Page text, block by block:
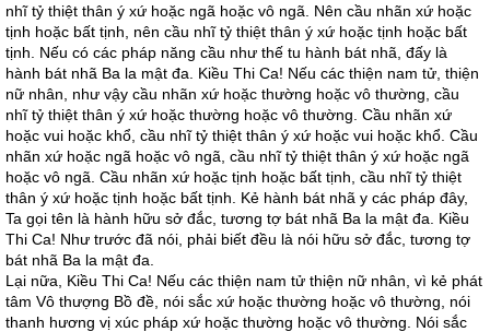
nhĩ tỷ thiệt thân ý xứ hoặc ngã hoặc vô ngã. Nên cầu nhãn xứ hoặc
tịnh hoặc bất tịnh, nên cầu nhĩ tỷ thiệt thân ý xứ hoặc tịnh hoặc bất
tịnh. Nếu có các pháp năng cầu như thế tu hành bát nhã, đấy là
hành bát nhã Ba la mật đa. Kiều Thi Ca! Nếu các thiện nam tử, thiện
nữ nhân, như vậy cầu nhãn xứ hoặc thường hoặc vô thường, cầu
nhĩ tỷ thiệt thân ý xứ hoặc thường hoặc vô thường. Cầu nhãn xứ
hoặc vui hoặc khổ, cầu nhĩ tỷ thiệt thân ý xứ hoặc vui hoặc khổ. Cầu
nhãn xứ hoặc ngã hoặc vô ngã, cầu nhĩ tỷ thiệt thân ý xứ hoặc ngã
hoặc vô ngã. Cầu nhãn xứ hoặc tịnh hoặc bất tịnh, cầu nhĩ tỷ thiệt
thân ý xứ hoặc tịnh hoặc bất tịnh. Kẻ hành bát nhã y các pháp đây,
Ta gọi tên là hành hữu sở đắc, tương tợ bát nhã Ba la mật đa. Kiều
Thi Ca! Như trước đã nói, phải biết đều là nói hữu sở đắc, tương tợ
bát nhã Ba la mật đa.
Lại nữa, Kiều Thi Ca! Nếu các thiện nam tử thiện nữ nhân, vì kẻ phát
tâm Vô thượng Bồ đề, nói sắc xứ hoặc thường hoặc vô thường, nói
thanh hương vị xúc pháp xứ hoặc thường hoặc vô thường. Nói sắc